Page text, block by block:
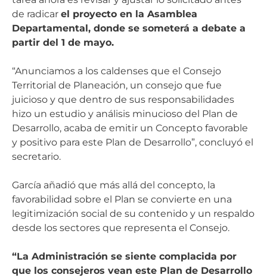
de radicar el proyecto en la Asamblea
Departamental, donde se someterá a debate a
partir del 1 de mayo.
“Anunciamos a los caldenses que el Consejo
Territorial de Planeación, un consejo que fue
juicioso y que dentro de sus responsabilidades
hizo un estudio y análisis minucioso del Plan de
Desarrollo, acaba de emitir un Concepto favorable
y positivo para este Plan de Desarrollo”, concluyó el
secretario.
García añadió que más allá del concepto, la
favorabilidad sobre el Plan se convierte en una
legitimización social de su contenido y un respaldo
desde los sectores que representa el Consejo.
“La Administración se siente complacida por
que los consejeros vean este Plan de Desarrollo